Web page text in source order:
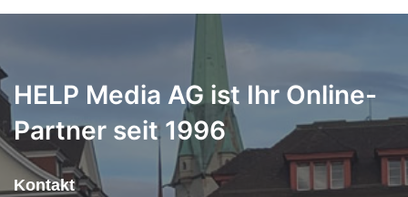
HELP Media AG ist Ihr Online-
Partner seit 1996
Kontakt